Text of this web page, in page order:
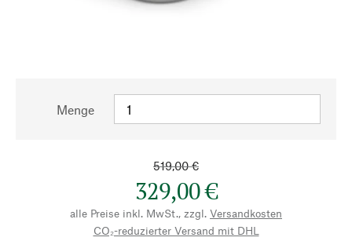
Menge
519,00 €
329,00 €
alle Preise inkl. MwSt., zzgl. Versandkosten
CO₂-reduzierter Versand mit DHL